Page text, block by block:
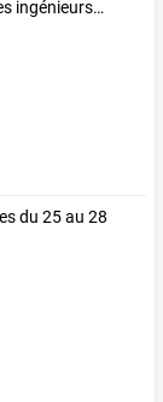
ingénieurs…
du 25 au 28